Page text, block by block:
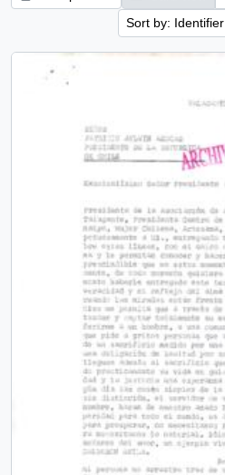
Sort by: Identifier